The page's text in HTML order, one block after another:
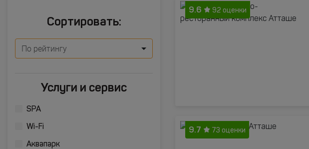
Сортировать:
По рейтингу
Услуги и сервис
SPA
Wi-Fi
Аквапарк
9.6 92 оценки
9.7 73 оценки